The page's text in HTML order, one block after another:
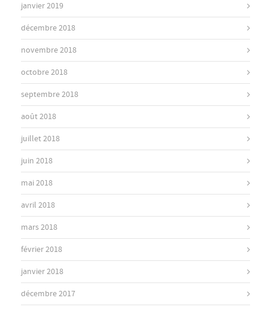
janvier 2019
décembre 2018
novembre 2018
octobre 2018
septembre 2018
août 2018
juillet 2018
juin 2018
mai 2018
avril 2018
mars 2018
février 2018
janvier 2018
décembre 2017